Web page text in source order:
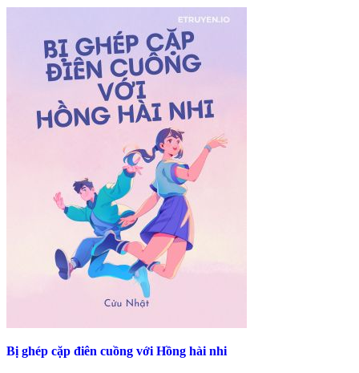
Bị ghép cặp điên cuồng với Hồng hài nhi